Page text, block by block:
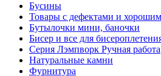
Бусины
Товары с дефектами и
Бутылочки мини, баночки
Бисер и все для
Серия Лэмпворк Ручная работа
Натуральные камни
Фурнитура